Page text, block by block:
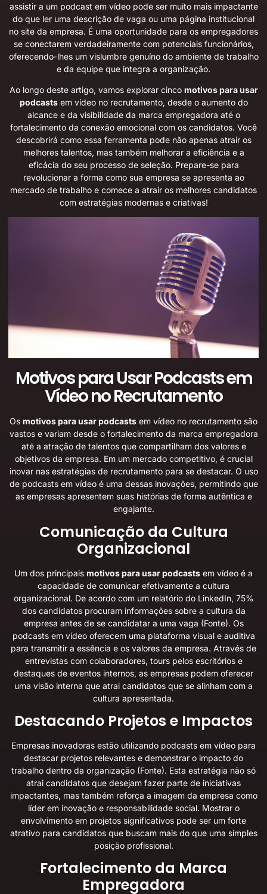
assistir a um podcast em vídeo pode ser muito mais impactante
do que ler uma descrição de vaga ou uma página institucional
no site da empresa. É uma oportunidade para os empregadores
se conectarem verdadeiramente com potenciais funcionários,
oferecendo-lhes um vislumbre genuíno do ambiente de trabalho
e da equipe que integra a organização.
Ao longo deste artigo, vamos explorar cinco motivos para usar
podcastsem vídeo no recrutamento, desde o aumento do
alcance e da visibilidade da marca empregadora até o
fortalecimento da conexão emocional com os candidatos. Você
descobrirá como essa ferramenta pode não apenas atrair os
melhores talentos, mas também melhorar a eficiência e a
eficácia do seu processo de seleção. Prepare-se para
revolucionar a forma como sua empresa se apresenta ao
mercado de trabalho e comece a atrair os melhores candidatos
com estratégias modernas e criativas!
Motivos para Usar Podcasts em
Vídeo no Recrutamento
Os motivos para usar podcasts em vídeo no recrutamento são
vastos e variam desde o fortalecimento da marca empregadora
até a atração de talentos que compartilham dos valores e
objetivos da empresa. Em um mercado competitivo, é crucial
inovar nas estratégias de recrutamento para se destacar. O uso
de podcasts em vídeo é uma dessas inovações, permitindo que
as empresas apresentem suas histórias de forma autêntica e
engajante.
Comunicação da Cultura
Organizacional
Um dos principais motivos para usar podcasts em vídeo é a
capacidade de comunicar efetivamente a cultura
organizacional. De acordo com um relatório do LinkedIn, 75%
dos candidatos procuram informações sobre a cultura da
empresa antes de se candidatar a uma vaga (Fonte). Os
podcasts em vídeo oferecem uma plataforma visual e auditiva
para transmitir a essência e os valores da empresa. Através de
entrevistas com colaboradores, tours pelos escritórios e
destaques de eventos internos, as empresas podem oferecer
uma visão interna que atrai candidatos que se alinham com a
cultura apresentada.
Destacando Projetos e Impactos
Empresas inovadoras estão utilizando podcasts em vídeo para
destacar projetos relevantes e demonstrar o impacto do
trabalho dentro da organização (Fonte). Esta estratégia não só
atrai candidatos que desejam fazer parte de iniciativas
impactantes, mas também reforça a imagem da empresa como
líder em inovação e responsabilidade social. Mostrar o
envolvimento em projetos significativos pode ser um forte
atrativo para candidatos que buscam mais do que uma simples
posição profissional.
Fortalecimento da Marca
Empregadora